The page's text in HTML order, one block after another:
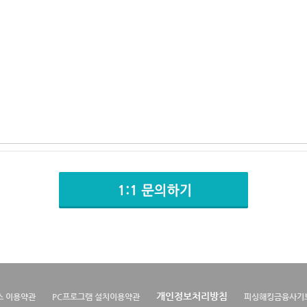
이용약관 PC프로그램 설치이용약관 개인정보처리방침 피싱해킹금융사기